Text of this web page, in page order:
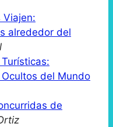
Viajen:
alrededor del
del Mundo
de